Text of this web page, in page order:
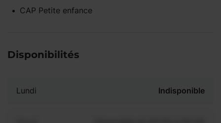
CAP Petite enfance
Disponibilités
Lundi Indisponible